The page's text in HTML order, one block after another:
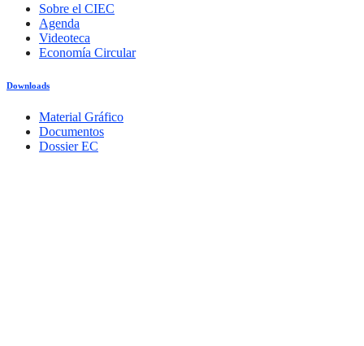
Sobre el CIEC
Agenda
Videoteca
Economía Circular
Downloads
Material Gráfico
Documentos
Dossier EC